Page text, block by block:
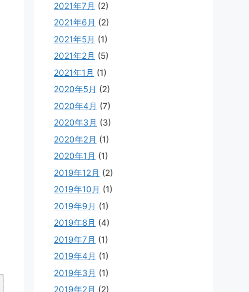
2021年7月 (2)
2021年6月 (2)
2021年5月 (1)
2021年2月 (5)
2021年1月 (1)
2020年5月 (2)
2020年4月 (7)
2020年3月 (3)
2020年2月 (1)
2020年1月 (1)
2019年12月 (2)
2019年10月 (1)
2019年9月 (1)
2019年8月 (4)
2019年7月 (1)
2019年4月 (1)
2019年3月 (1)
2019年2月 (2)